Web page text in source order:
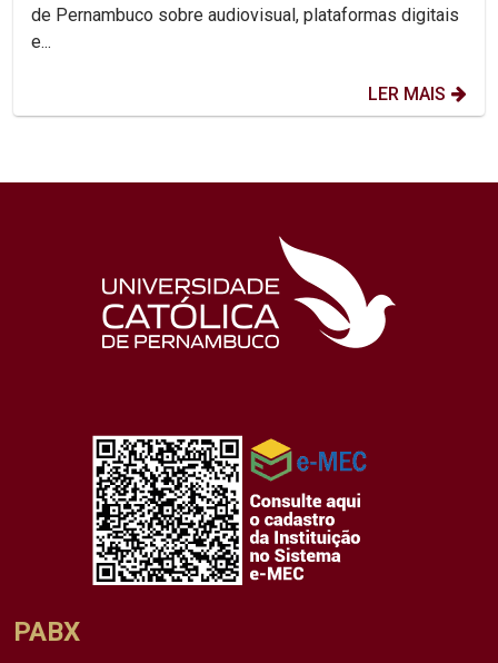
de Pernambuco sobre audiovisual, plataformas digitais
e...
LER MAIS
PABX